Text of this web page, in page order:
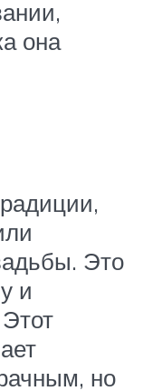
она
Это
и
но